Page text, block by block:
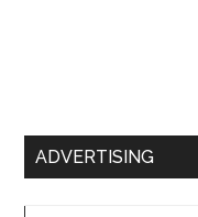
ADVERTISING